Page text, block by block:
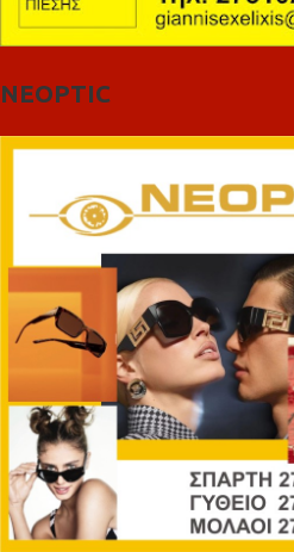
NEOPTIC